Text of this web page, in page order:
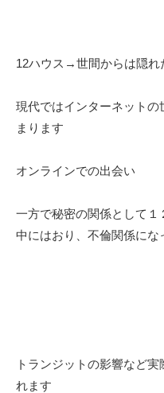
12ハウス→世間からは隠れ
現代ではインターネット
まります
オンラインでの出会い
一方で秘密の関係として１
中にはおり、不倫関係に
トランジットの影響など
れます